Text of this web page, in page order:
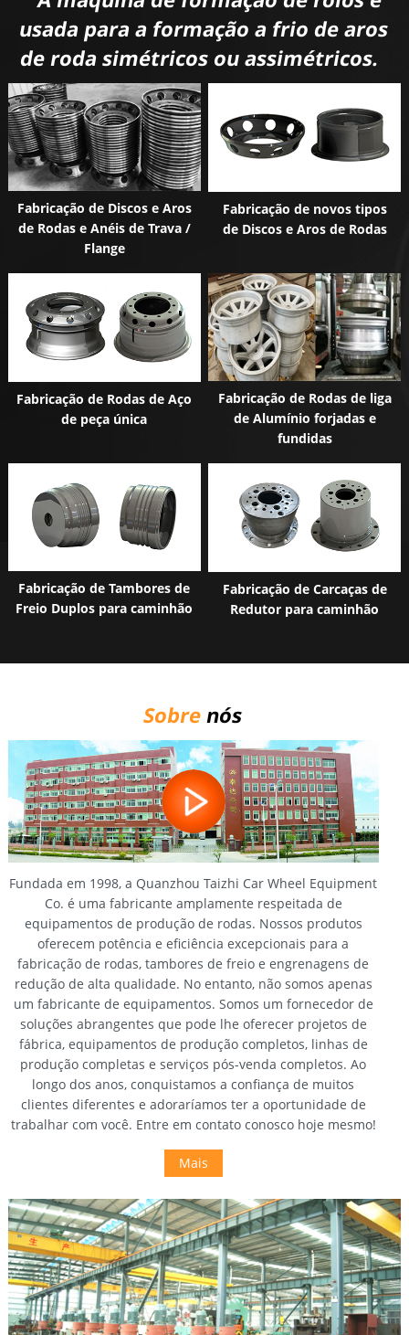
usada para a formação a frio de aros
de roda simétricos ou assimétricos.
Fabricação de Discos e Aros
de Rodas e Anéis de Trava /
Flange
Fabricação de novos tipos
de Discos e Aros de Rodas
Fabricação de Rodas de Aço
de peça única
Fabricação de Rodas de liga
de Alumínio forjadas e
fundidas
Fabricação de Tambores de
Freio Duplos para caminhão
Fabricação de Carcaças de
Redutor para caminhão
Sobrenós
Fundada em 1998, a Quanzhou Taizhi Car Wheel Equipment
Co. é uma fabricante amplamente respeitada de
equipamentos de produção de rodas. Nossos produtos
oferecem potência e eficiência excepcionais para a
fabricação de rodas, tambores de freio e engrenagens de
redução de alta qualidade. No entanto, não somos apenas
um fabricante de equipamentos. Somos um fornecedor de
soluções abrangentes que pode lhe oferecer projetos de
fábrica, equipamentos de produção completos, linhas de
produção completas e serviços pós-venda completos. Ao
longo dos anos, conquistamos a confiança de muitos
clientes diferentes e adoraríamos ter a oportunidade de
trabalhar com você. Entre em contato conosco hoje mesmo!
Mais